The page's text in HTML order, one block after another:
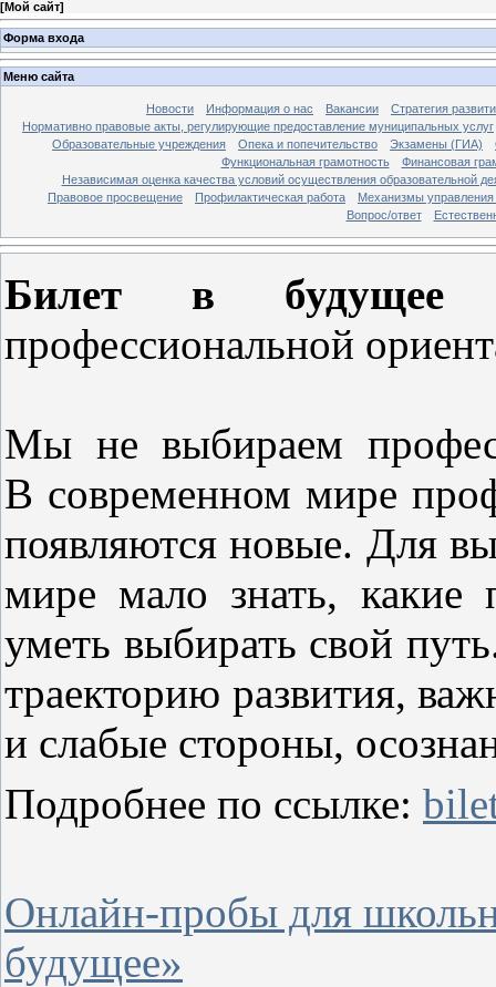
[Мой сайт]
Форма входа
Меню сайта
Новости Информация о нас Вакансии
Стратегия
Нормативно правовые акты, регулирующие предоставление муниципальных услуг
Образовательные учреждения
Опека и попечительство Экзамены (ГИА)
Функциональная грамотность
Финансовая
Независимая оценка качества условий осуществления образовательной
Правовое просвещение
Профилактическая работа
Механизмы управления
Вопрос/ответ
Билет в будущее
профессиональной
Мы не выбираем
В современном мире
появляются новые. Для
мире мало знать, какие
уметь выбирать свой
траекторию развития,
и слабые стороны,
Подробнее по ссылке:
Онлайн-пробы для
будущее»